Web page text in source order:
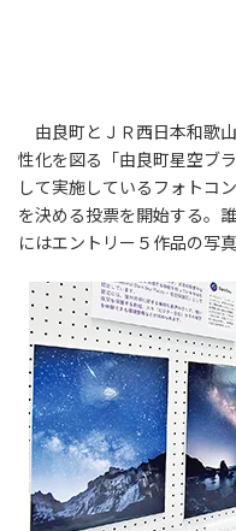
由良町とＪＲ西日本和歌
性化を図る「由良町星空ブ
して実施しているフォトコ
を決める投票を開始する。
にはエントリー５作品の写